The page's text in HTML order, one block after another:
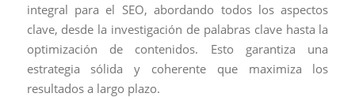
integral para el SEO, abordando todos los aspectos
clave, desde la investigación de palabras clave hasta la
optimización de contenidos. Esto garantiza una
estrategia sólida y coherente que maximiza los
resultados a largo plazo.